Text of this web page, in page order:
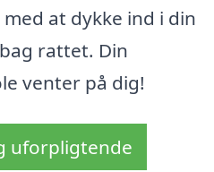
at dykke ind i din
rattet. Din
venter på dig!
uforpligtende